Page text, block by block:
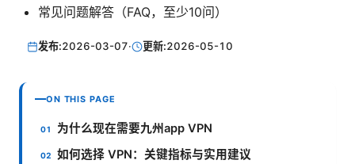
常见问题解答（FAQ，至少10问）
发布:2026-03-07· 更新:2026-05-10
ON THIS PAGE
为什么现在需要九州app VPN
如何选择 VPN：关键指标与实用建议